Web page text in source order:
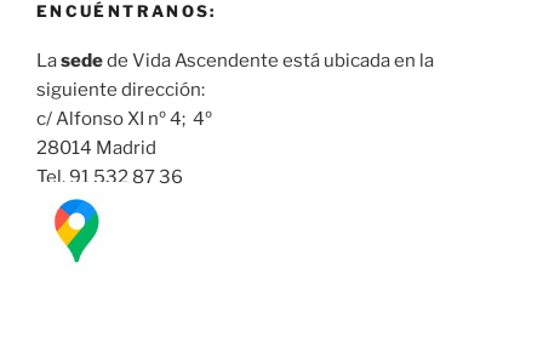
ENCUÉNTRANOS:
Lasedede Vida Ascendente está ubicada en la
siguiente dirección:
c/ Alfonso XI nº 4; 4º
28014 Madrid
Tel. 91 532 87 36